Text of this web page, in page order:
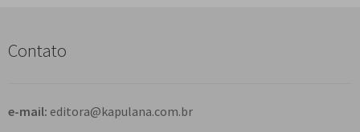
a
Contato
e-mail: editora@kapulana.com.br